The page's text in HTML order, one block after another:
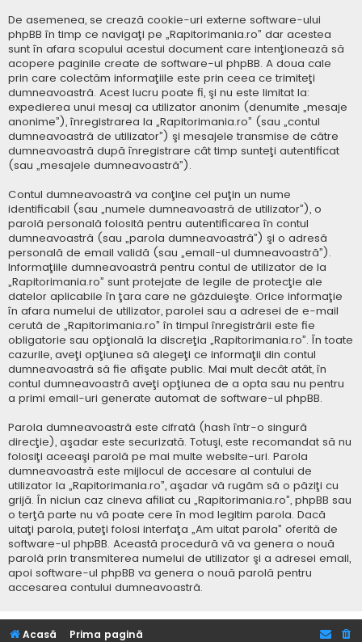
De asemenea, se crează cookie-uri externe software-ului
phpBB în timp ce navigaţi pe „Rapitorimania.ro” dar acestea
sunt în afara scopului acestui document care intenţionează să
acopere paginile create de software-ul phpBB. A doua cale
prin care colectăm informaţiile este prin ceea ce trimiteţi
dumneavoastră. Acest lucru poate fi, şi nu este limitat la:
expedierea unui mesaj ca utilizator anonim (denumite „mesaje
anonime”), înregistrarea la „Rapitorimania.ro” (sau „contul
dumneavoastră de utilizator”) şi mesajele transmise de către
dumneavoastră după înregistrare cât timp sunteţi autentificat
(sau „mesajele dumneavoastră”).
Contul dumneavoastră va conţine cel puţin un nume
identificabil (sau „numele dumneavoastră de utilizator”), o
parolă personală folosită pentru autentificarea în contul
dumneavoastră (sau „parola dumneavoastră”) şi o adresă
personală de email validă (sau „email-ul dumneavoastră”).
Informaţiile dumneavoastră pentru contul de utilizator de la
„Rapitorimania.ro” sunt protejate de legile de protecţie ale
datelor aplicabile în ţara care ne găzduieşte. Orice informaţie
în afara numelui de utilizator, parolei sau a adresei de e-mail
cerută de „Rapitorimania.ro” în timpul înregistrării este fie
obligatorie sau opţională la discreţia „Rapitorimania.ro”. În toate
cazurile, aveţi opţiunea să alegeţi ce informaţii din contul
dumneavoastră să fie afişate public. Mai mult decât atât, în
contul dumneavoastră aveţi opţiunea de a opta sau nu pentru
a primi email-uri generate automat de software-ul phpBB.
Parola dumneavoastră este cifrată (hash într-o singură
direcţie), aşadar este securizată. Totuşi, este recomandat să nu
folosiţi aceeaşi parolă pe mai multe website-uri. Parola
dumneavoastră este mijlocul de accesare al contului de
utilizator la „Rapitorimania.ro”, aşadar vă rugăm să o păziţi cu
grijă. În niciun caz cineva afiliat cu „Rapitorimania.ro”, phpBB sau
o terţă parte nu vă poate cere în mod legitim parola. Dacă
uitaţi parola, puteţi folosi interfaţa „Am uitat parola” oferită de
software-ul phpBB. Această procedură vă va genera o nouă
parolă prin transmiterea numelui de utilizator şi a adresei email,
apoi software-ul phpBB va genera o nouă parolă pentru
accesarea contului dumneavoastră.
Acasă Prima pagină